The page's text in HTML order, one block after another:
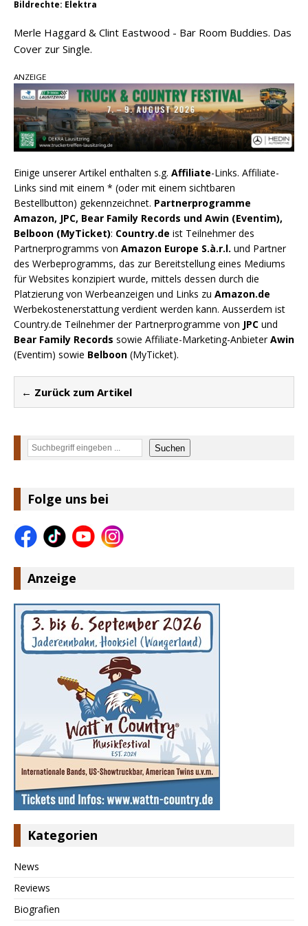
Bildrechte: Elektra
Merle Haggard & Clint Eastwood - Bar Room Buddies. Das
Cover zur Single.
ANZEIGE
Einige unserer Artikel enthalten s.g. Affiliate-Links. Affiliate-
Links sind mit einem * (oder mit einem sichtbaren
Bestellbutton) gekennzeichnet. Partnerprogramme
Amazon, JPC, Bear Family Records und Awin (Eventim),
Belboon (MyTicket): Country.de ist Teilnehmer des
Partnerprogramms von Amazon Europe S.à.r.l. und Partner
des Werbeprogramms, das zur Bereitstellung eines Mediums
für Websites konzipiert wurde, mittels dessen durch die
Platzierung von Werbeanzeigen und Links zu Amazon.de
Werbekostenerstattung verdient werden kann. Ausserdem ist
Country.de Teilnehmer der Partnerprogramme von JPC und
Bear Family Records sowie Affiliate-Marketing-AnbieterAwin
(Eventim) sowie Belboon (MyTicket).
← Zurück zum Artikel
Suchen Suchen
Folge uns bei
Anzeige
Kategorien
News
Reviews
Biografien